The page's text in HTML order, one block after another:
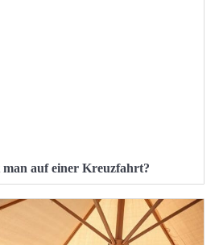
auf einer Kreuzfahrt?